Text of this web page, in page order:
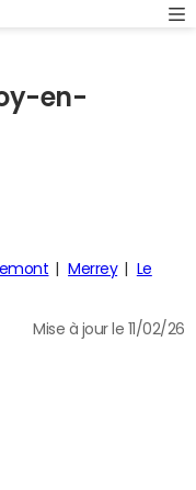
en-
Merrey
Le
Mise à jour le 11/02/26